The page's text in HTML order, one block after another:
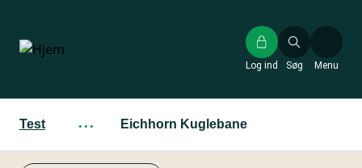
hovedindhold
Søg
Log ind Menu
Test ··· Eichhorn Kuglebane